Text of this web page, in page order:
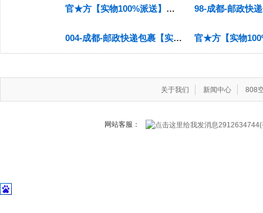
官★方【实物100%派送】【江苏-扬州】【邮政快递】【无货源店铺禁发】
004-成都-邮政快递包裹【实货100%派送】无货源福利仓 部分地区有加收 视频号店铺关联码：wx7
关于我们 新闻中心 808
网站客服：